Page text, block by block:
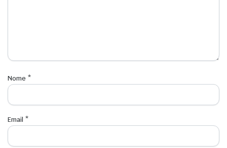
Nome *
Email *